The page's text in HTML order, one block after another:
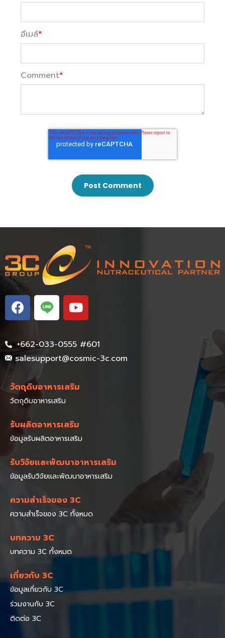
อีเมล์*
Comment*
+662-033-0555 #601
salesupport@cosmic-3c.com
วัตถุดิบอาหารเสริม
วัตถุดิบอาหารเสริม
รับผลิตอาหารเสริม
ข้อมูลรับผลิตอาหารเสริม
รับวิจัยและพัฒนาอาหารเสริม
ข้อมูลรับวิจัยและพัฒนาอาหารเสริม
ความสำเร็จของ 3C
ความสำเร็จของ 3C ทั้งหมด
บทความ 3C
บทความ 3C ทั้งหมด
เกี่ยวกับ 3C
ข้อมูลเกี่ยวกับ 3C
ร่วมงานกับ 3C
ติดต่อ 3C